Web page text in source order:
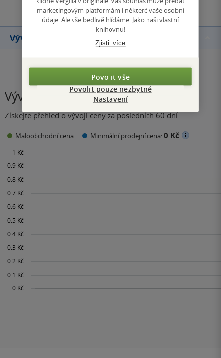
Vývoj ceny
Vývoj ceny
Získejte přehled o vývoji ceny za posledních 60 dní.
Maloobchodní cena Minimální prodejní cena:0 Kč
marketingovým platformám i některé vaše osobní
údaje. Ale vše bedlivě hlídáme. Jako naši vlastní
knihovnu!
Zjistit více
Povolit vše
Povolit pouze nezbytné
Nastavení